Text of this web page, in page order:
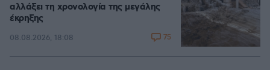
αλλάξει τη χρονολογία της μεγάλης
έκρηξης
08.08.2026, 18:08 75